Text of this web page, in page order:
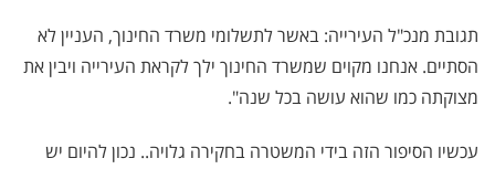
תגובת מנכ"ל העירייה: באשר לתשלומי משרד החינוך, העניין לא
הסתיים. אנחנו מקוים שמשרד החינוך ילך לקראת העירייה ויבין את
מצוקתה כמו שהוא עושה בכל שנה".
עכשיו הסיפור הזה בידי המשטרה בחקירה גלויה.. נכון להיום יש